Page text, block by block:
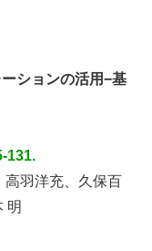
ションの活用−基
131.
高羽洋充、久保百
明